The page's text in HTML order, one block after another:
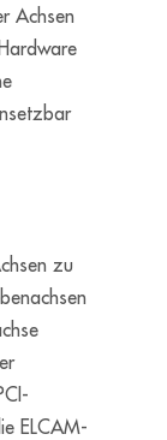
Achsen
zu
ELCAM-